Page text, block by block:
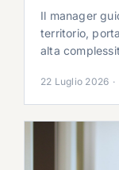
Il manager
territorio,
alta
22 Luglio 2026 ·